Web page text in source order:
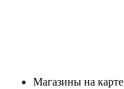
Магазины на карте